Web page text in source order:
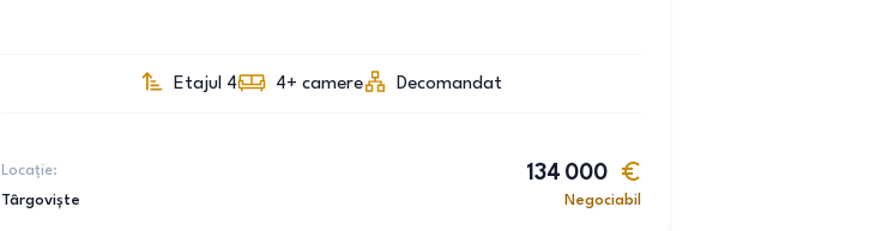
Etajul 4 4+ camere Decomandat
Locație:
Târgoviște
134 000
Negociabil